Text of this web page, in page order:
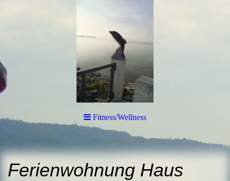
Fitness/Wellness
Ferienwohnung Haus